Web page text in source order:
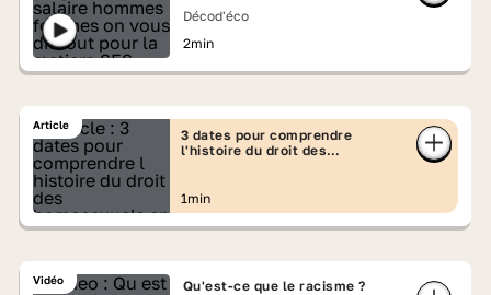
Décod'éco
2min
Article
3 dates pour comprendre
l'histoire du droit des
1min
Vidéo
Qu'est-ce que le racisme ?